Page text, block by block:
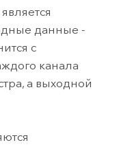
данные -
с
канала
а выходной